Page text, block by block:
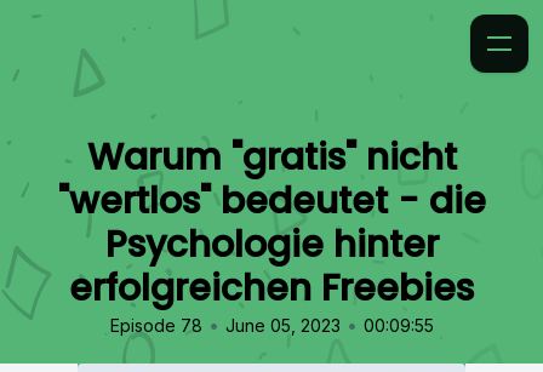
Warum "gratis" nicht
"wertlos" bedeutet - die
Psychologie hinter
erfolgreichen Freebies
Episode 78 • June 05, 2023 • 00:09:55